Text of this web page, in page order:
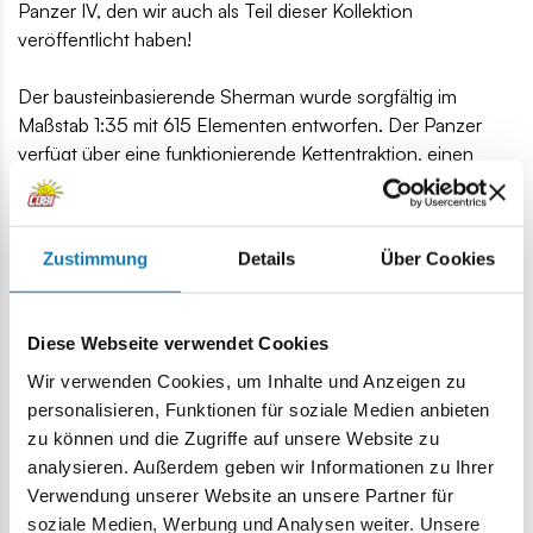
Zustimmung Details Über Cookies
Diese Webseite verwendet Cookies
Wir verwenden Cookies, um Inhalte und Anzeigen zu
personalisieren, Funktionen für soziale Medien anbieten
zu können und die Zugriffe auf unsere Website zu
analysieren. Außerdem geben wir Informationen zu Ihrer
Verwendung unserer Website an unsere Partner für
soziale Medien, Werbung und Analysen weiter. Unsere
Panzer IV, den wir auch als Teil dieser Kollektion
veröffentlicht haben!
Der bausteinbasierende Sherman wurde sorgfältig im
Maßstab 1:35 mit 615 Elementen entworfen. Der Panzer
verfügt über eine funktionierende Kettentraktion, einen
drehbaren Turm, einen beweglichen Lauf, eine
Öffnungsluke und eine Wartungsluke mit einem Block-
amerikanischen Panzerfahrers mit Kopfhörer und eine
Maschinenpistole M3 "Grease Gun". Die Bausteine sind mit
Details des Panzers sowie die Details der Uniform des
Panzerkommandanten wiedergeben. Das Set wurde mit
Liebe zum Detail entwickelt und ist zudem eine tolle
Erweiterung der beliebten COBI Historical Collection Serie!
Fans von Geschichte, Bausteinen und virtueller
Unterhaltung werden hier fündig!